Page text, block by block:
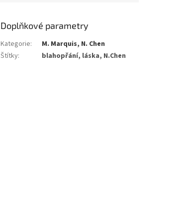
Doplňkové parametry
Kategorie:
M. Marquis, N. Chen
Štítky: blahopřání, láska, N.Chen